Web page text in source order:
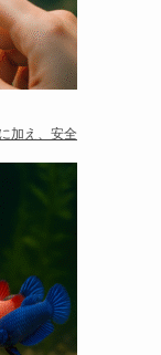
加え、安全